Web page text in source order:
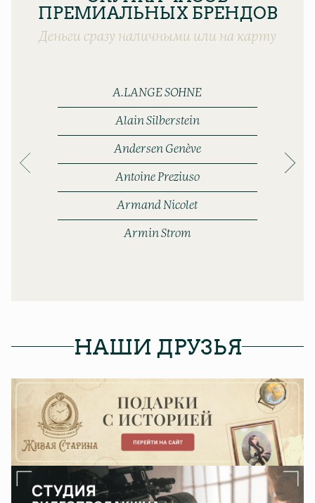
ПРЕМИАЛЬНЫХ БРЕНДОВ
Деньги сразу наличными или на карту
A.LANGE SOHNE
Alain Silberstein
Andersen Genève
Antoine Preziuso
Armand Nicolet
Armin Strom
НАШИ ДРУЗЬЯ